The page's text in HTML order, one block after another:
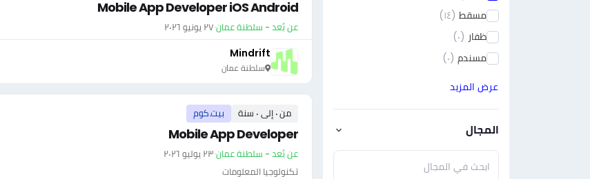
مسقط (١٤)
ظفار (٠)
مسندم (٠)
عرض المزيد
المجال
Mobile App Developer iOS Android
عن بُعد - سلطنة عمان·٢٧ يونيو ٢٠٢٦
Mindrift
سلطنة عمان
من ٠ إلى ٠ سنة بيت.كوم
Mobile App Developer
عن بُعد - سلطنة عمان·٢٣ يوليو ٢٠٢٦
تكنولوجيا المعلومات